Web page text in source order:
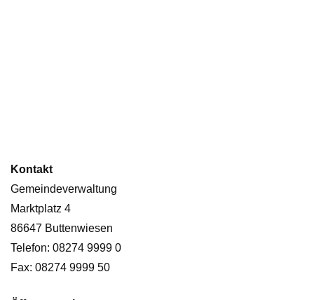
Kontakt
Gemeindeverwaltung
Marktplatz 4
86647 Buttenwiesen
Telefon: 08274 9999 0
Fax: 08274 9999 50